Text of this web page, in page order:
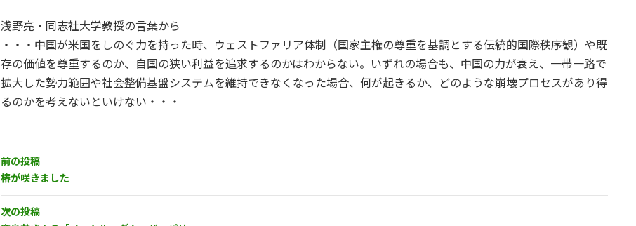
浅野亮・同志社大学教授の言葉から
・・・中国が米国をしのぐ力を持った時、ウェストファリア体制（国家主権の尊重を基調とする伝統的国際秩序観）や既
存の価値を尊重するのか、自国の狭い利益を追求するのかはわからない。いずれの場合も、中国の力が衰え、一帯一路で
拡大した勢力範囲や社会整備基盤システムを維持できなくなった場合、何が起きるか、どのような崩壊プロセスがあり得
るのかを考えないといけない・・・
前の投稿
椿が咲きました
次の投稿